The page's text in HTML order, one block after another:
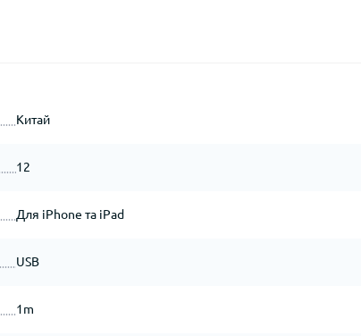
Китай
12
Для iPhone та iPad
USB
1m